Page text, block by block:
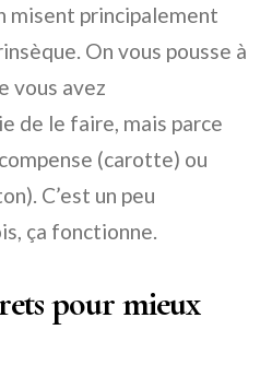
misent principalement
On vous pousse à
vous avez
de le faire, mais parce
(carotte) ou
C’est un peu
ça fonctionne.
pour mieux